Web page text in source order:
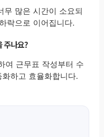
무 많은 시간이 소요되
락으로 이어집니다.
주나요?
여 근무표 작성부터 수
하고 효율화합니다.